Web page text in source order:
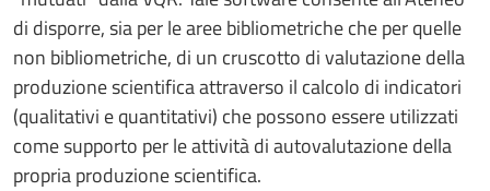
di disporre, sia per le aree bibliometriche che per quelle
non bibliometriche, di un cruscotto di valutazione della
produzione scientifica attraverso il calcolo di indicatori
(qualitativi e quantitativi) che possono essere utilizzati
come supporto per le attività di autovalutazione della
propria produzione scientifica.